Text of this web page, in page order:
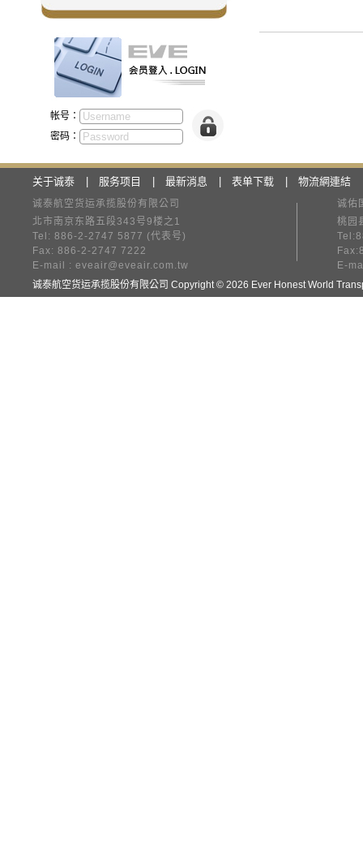
帐号：
密码：
关于诚泰 服务项目 最新消息 表单下载 物流網連結
诚泰航空货运承揽股份有限公司
北市南京东路五段343号9楼之1
Tel: 886-2-2747 5877 (代表号)
Fax: 886-2-2747 7222
E-mail : eveair@eveair.com.tw
诚佑
桃园
E-
诚泰航空货运承揽股份有限公司 Copyright © 2026 Ever Honest World